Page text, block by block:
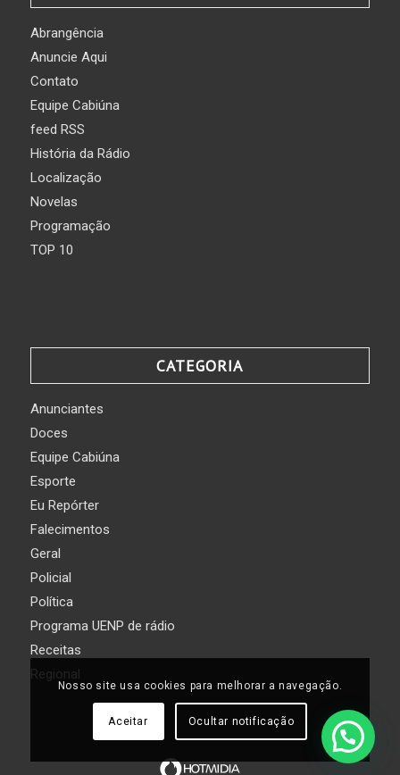
Abrangência
Anuncie Aqui
Contato
Equipe Cabiúna
feed RSS
História da Rádio
Localização
Novelas
Programação
TOP 10
CATEGORIA
Anunciantes
Doces
Equipe Cabiúna
Esporte
Eu Repórter
Falecimentos
Geral
Policial
Política
Programa UENP de rádio
Receitas
Regional
Nosso site usa cookies para melhorar a navegação.
Aceitar Ocultar notificação